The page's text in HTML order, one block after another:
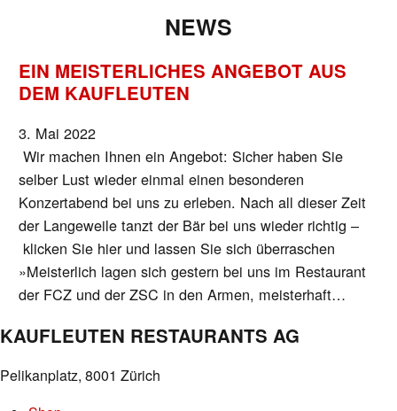
NEWS
EIN MEISTERLICHES ANGEBOT AUS
DEM KAUFLEUTEN
3. Mai 2022
Wir machen Ihnen ein Angebot: Sicher haben Sie
selber Lust wieder einmal einen besonderen
Konzertabend bei uns zu erleben. Nach all dieser Zeit
der Langeweile tanzt der Bär bei uns wieder richtig –
klicken Sie hier und lassen Sie sich überraschen
»Meisterlich lagen sich gestern bei uns im Restaurant
der FCZ und der ZSC in den Armen, meisterhaft…
KAUFLEUTEN RESTAURANTS AG
Pelikanplatz, 8001 Zürich